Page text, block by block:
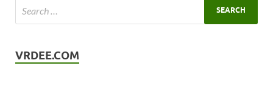
VRDEE.COM